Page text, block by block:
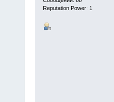
Reputation Power: 1